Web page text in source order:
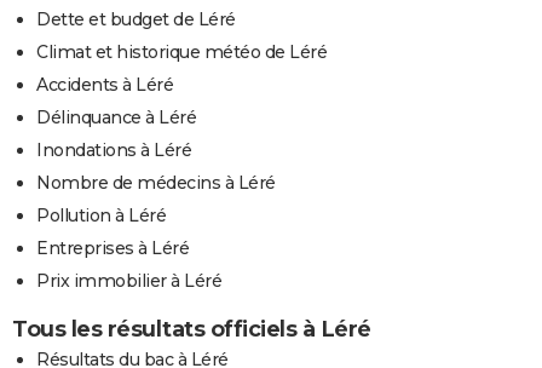
Dette et budget de Léré
Climat et historique météo de Léré
Accidents à Léré
Délinquance à Léré
Inondations à Léré
Nombre de médecins à Léré
Pollution à Léré
Entreprises à Léré
Prix immobilier à Léré
Tous les résultats officiels à Léré
Résultats du bac à Léré